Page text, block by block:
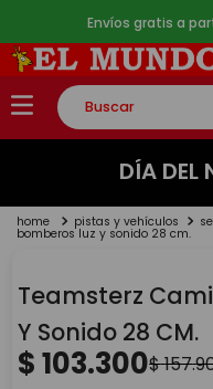
Envíos gratis a
Buscar
TÉRMINOS MÁS
2.
lego
4 .
monopatin
5
toy story
DÍA DEL
pistas y vehículos
bomberos luz y sonido 28 cm.
Teamsterz
Y Sonido 28 CM.
$103.300$157.